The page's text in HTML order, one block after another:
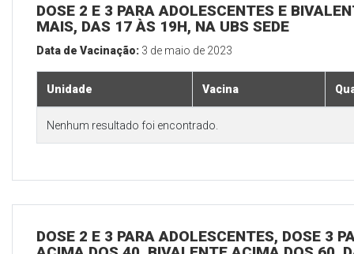
DOSE 2 E 3 PARA ADOLESCENTES E
MAIS, DAS 17 ÀS 19H, NA UBS SEDE
Data de Vacinação: 3 de maio de 2023
Unidade Vacina
Nenhum resultado foi encontrado.
DOSE 2 E 3 PARA ADOLESCENTES, DOSE 3